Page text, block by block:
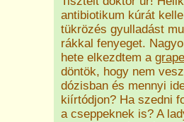
antibiotikum kúrát
tükrözés gyulladást
rákkal fenyeget.
hete elkezdtem a
döntök, hogy nem
dózisban és mennyi
kiírtódjon? Ha szedni
a cseppeknek is? A